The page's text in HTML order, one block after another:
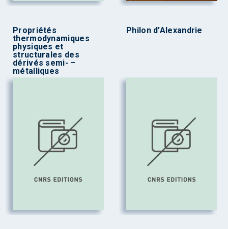
Propriétés
thermodynamiques
physiques et
structurales des
dérivés semi- –
métalliques
Philon d’Alexandrie